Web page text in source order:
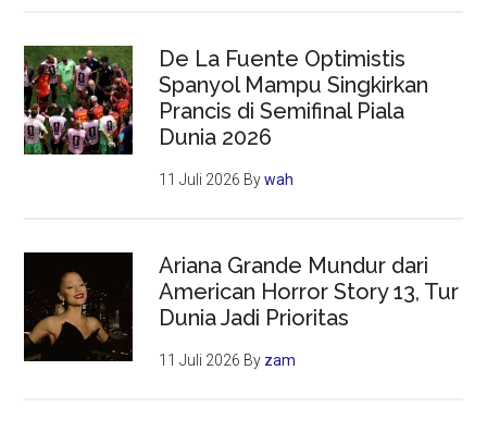
De La Fuente Optimistis
Spanyol Mampu Singkirkan
Prancis di Semifinal Piala
Dunia 2026
11 Juli 2026 Bywah
Ariana Grande Mundur dari
American Horror Story 13, Tur
Dunia Jadi Prioritas
11 Juli 2026 By zam